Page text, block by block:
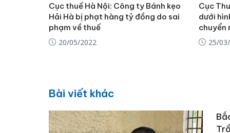
Cục thuế Hà Nội: Công ty Bánh kẹo
Hải Hà bị phạt hàng tỷ đồng do sai
phạm về thuế
20/05/2022
Cục
dưới
chuyển
25/
Bài viết khác